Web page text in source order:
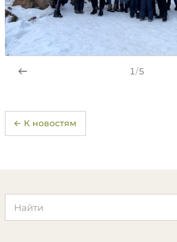
1/5
← К новостям